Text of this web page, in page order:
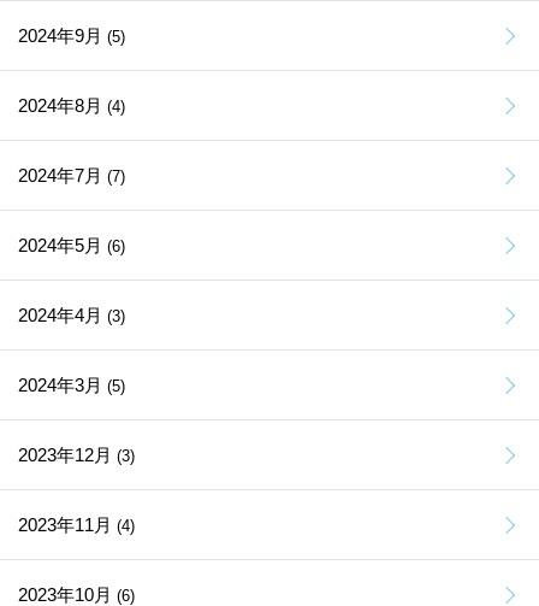
2024年9月 (5)
2024年8月 (4)
2024年7月 (7)
2024年5月 (6)
2024年4月 (3)
2024年3月 (5)
2023年12月 (3)
2023年11月 (4)
2023年10月 (6)